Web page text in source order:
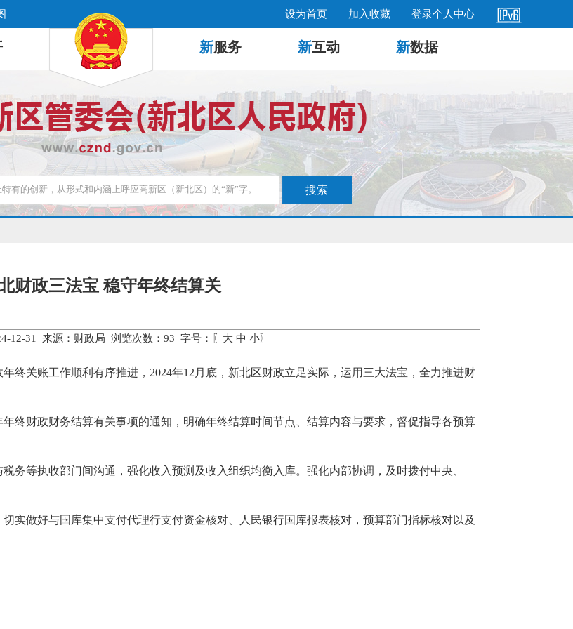
设为首页 加入收藏 登录个人中心
新服务 新互动 新数据
财政三法宝 稳守年终结算关
12-31 来源：财政局 浏览次数： 93 字号：〖 大 中 小〗
终关账工作顺利有序推进，2024年12月底，新北区财政立足实际，运用三大法宝，全力推进财
终财政财务结算有关事项的通知，明确年终结算时间节点、结算内容与要求，督促指导各预算
务等执收部门间沟通，强化收入预测及收入组织均衡入库。强化内部协调，及时拨付中央、
实做好与国库集中支付代理行支付资金核对、人民银行国库报表核对，预算部门指标核对以及